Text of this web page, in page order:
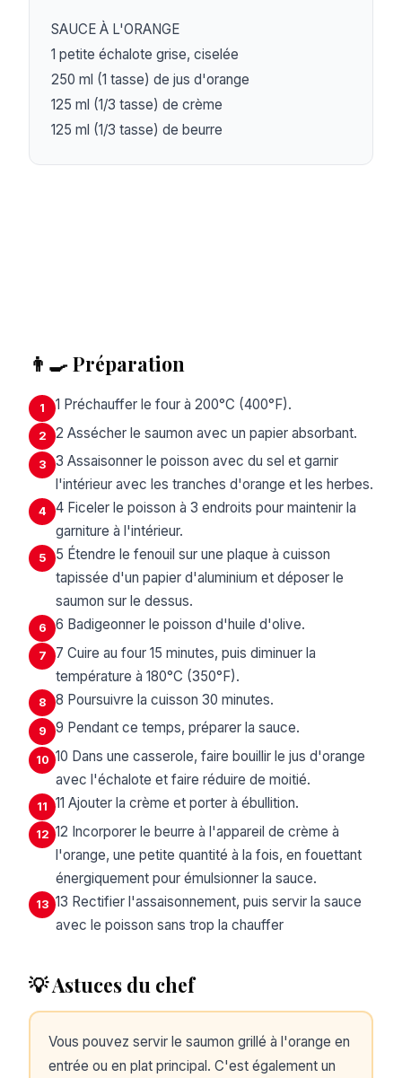
SAUCE À L'ORANGE
1 petite échalote grise, ciselée
250 ml (1 tasse) de jus d'orange
125 ml (1/3 tasse) de crème
125 ml (1/3 tasse) de beurre
👨‍🍳 Préparation
1 1 Préchauffer le four à 200°C (400°F).
2 2 Assécher le saumon avec un papier absorbant.
3
3 Assaisonner le poisson avec du sel et garnir
l'intérieur avec les tranches d'orange et les herbes.
4
4 Ficeler le poisson à 3 endroits pour maintenir la
garniture à l'intérieur.
5
5 Étendre le fenouil sur une plaque à cuisson
tapissée d'un papier d'aluminium et déposer le
saumon sur le dessus.
6 6 Badigeonner le poisson d'huile d'olive.
7
7 Cuire au four 15 minutes, puis diminuer la
température à 180°C (350°F).
8 8 Poursuivre la cuisson 30 minutes.
9 9 Pendant ce temps, préparer la sauce.
10 10 Dans une casserole, faire bouillir le jus d'orange
avec l'échalote et faire réduire de moitié.
11 11 Ajouter la crème et porter à ébullition.
12 12 Incorporer le beurre à l'appareil de crème à
l'orange, une petite quantité à la fois, en fouettant
énergiquement pour émulsionner la sauce.
13 13 Rectifier l'assaisonnement, puis servir la sauce
avec le poisson sans trop la chauffer
💡 Astuces du chef
Vous pouvez servir le saumon grillé à l'orange en
entrée ou en plat principal. C'est également un